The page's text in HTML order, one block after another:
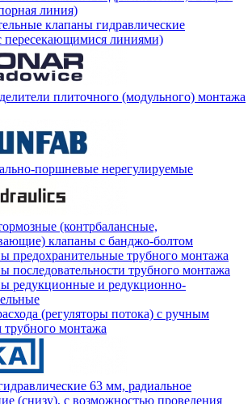
линия)
клапаны гидравлические
пересекающимися линиями)
плиточного (модульного) монтажа
поршневые нерегулируемые
(контрбалансные,
клапаны с банджо-болтом
предохранительные трубного монтажа
последовательности трубного монтажа
редукционные и редукционно-
(регуляторы потока) с ручным
трубного монтажа
63 мм, радиальное
(снизу), с возможностью проведения